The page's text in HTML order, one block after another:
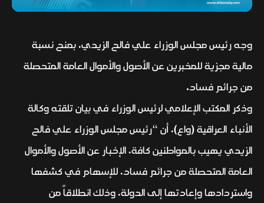
وجه رئيس مجلس الوزراء علي فالح الزيدي، بمنح نسبة
مالية مجزية للمخبرين عن الأصول والأموال العامة المتحصلة
من جرائم فساد.
وذكر المكتب الإعلامي لرئيس الوزراء في بيان تلقته وكالة
الأنباء العراقية (واع)، أن “رئيس مجلس الوزراء علي فالح
الزيدي يهيب بالمواطنين كافة، الإخبار عن الأصول والأموال
العامة المتحصلة من جرائم فساد، للإسهام في كشفها
واستردادها وإعادتها إلى الدولة، وذلك انطلاقاً من